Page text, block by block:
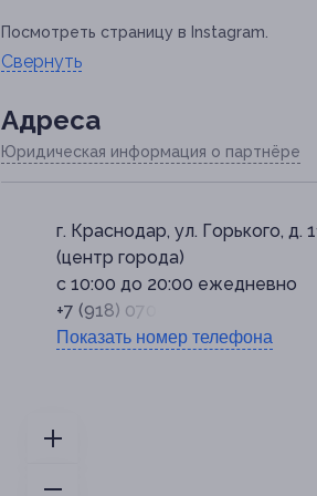
Посмотреть страницу в Instagram.
Свернуть
Адресa
Юридическая информация о партнёре
г. Краснодар, ул. Горького, д.
(центр города)
с 10:00 до 20:00 ежедневно
+7 (918) 070-03-46
Показать номер телефона